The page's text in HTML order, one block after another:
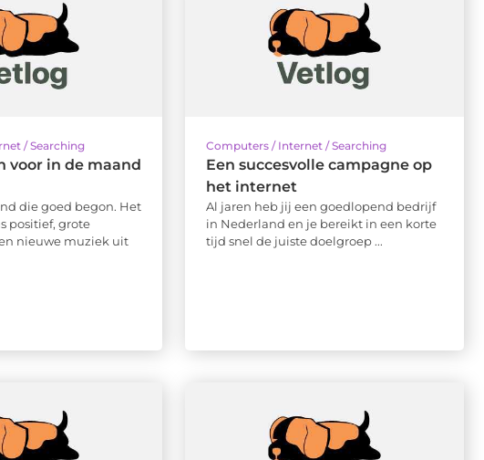
/ Searching
voor in de maand
die goed begon. Het
positief, grote
nieuwe muziek uit
Computers / Internet / Searching
Een succesvolle campagne op
het internet
Al jaren heb jij een goedlopend bedrijf
in Nederland en je bereikt in een korte
tijd snel de juiste doelgroep ...